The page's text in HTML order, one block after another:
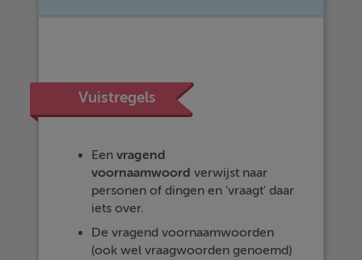
Vuistregels
Eenvragend
voornaamwoord verwijst naar
personen of dingen en 'vraagt' daar
iets over.
De vragend voornaamwoorden
(ook wel vraagwoorden genoemd)